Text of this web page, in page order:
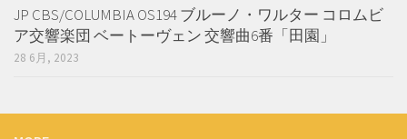
JP CBS/COLUMBIA OS194 ブルーノ・ワルター コロムビ
ア交響楽団 ベートーヴェン 交響曲6番「田園」
28 6月, 2023